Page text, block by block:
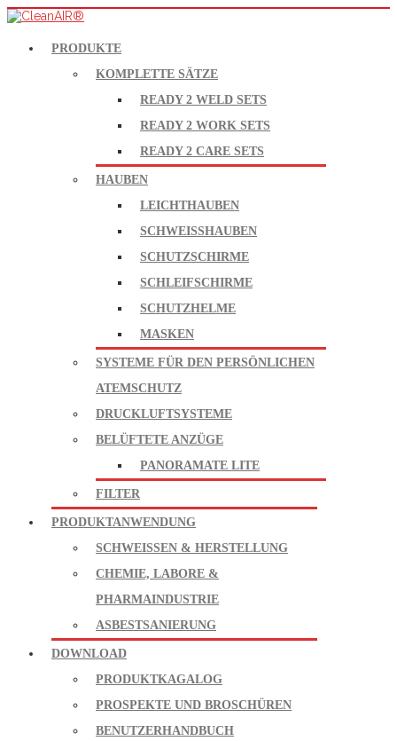
PRODUKTE
KOMPLETTE SÄTZE
READY 2 WELD SETS
READY 2 WORK SETS
READY 2 CARE SETS
HAUBEN
LEICHTHAUBEN
SCHWEISSHAUBEN
SCHUTZSCHIRME
SCHLEIFSCHIRME
SCHUTZHELME
MASKEN
SYSTEME FÜR DEN PERSÖNLICHEN
ATEMSCHUTZ
DRUCKLUFTSYSTEME
BELÜFTETE ANZÜGE
PANORAMATE LITE
FILTER
PRODUKTANWENDUNG
SCHWEISSEN & HERSTELLUNG
CHEMIE, LABORE &
PHARMAINDUSTRIE
ASBESTSANIERUNG
DOWNLOAD
PRODUKTKAGALOG
PROSPEKTE UND BROSCHÜREN
BENUTZERHANDBUCH